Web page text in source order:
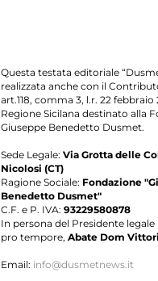
Questa testata editoriale
realizzata anche con il
art.118, comma 3, l.r. 22 febbraio
Regione Sicilana destinato alla
Giuseppe Benedetto Dusmet.
Sede Legale: Via Grotta delle
Nicolosi (CT)
Ragione Sociale: Fondazione
Benedetto Dusmet"
C.F. e P. IVA: 93229580878
In persona del Presidente
pro tempore, Abate Dom
Email: info@dusmetnews.it